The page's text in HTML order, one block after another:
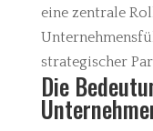
eine zentrale
strategischer
Die